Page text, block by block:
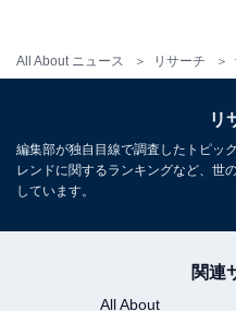
All About ニュース リサーチ
リ
編集部が独自目線で調査したトピッ
レンドに関するランキングなど、世
しています。
関連
All About